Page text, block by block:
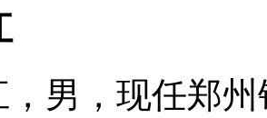
，男，现任郑